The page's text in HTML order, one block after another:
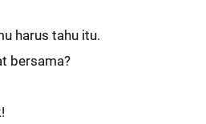
harus tahu itu.
bersama?